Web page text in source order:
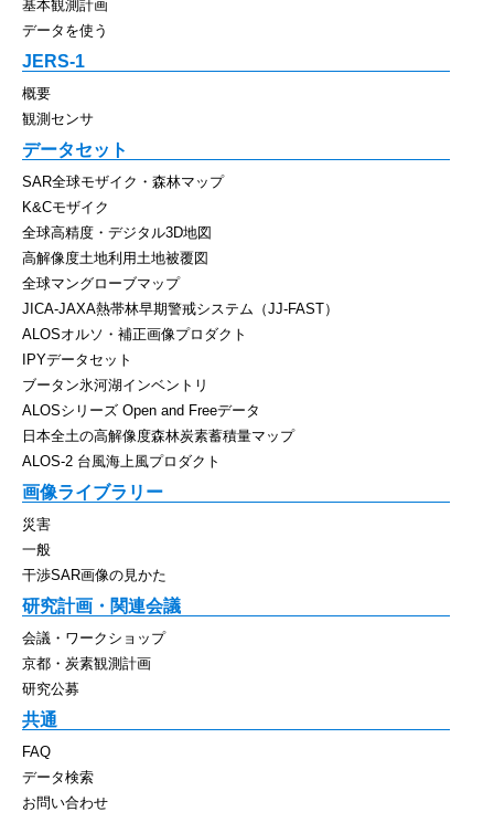
基本観測計画
データを使う
JERS-1
概要
観測センサ
データセット
SAR全球モザイク・森林マップ
K&Cモザイク
全球高精度・デジタル3D地図
高解像度土地利用土地被覆図
全球マングローブマップ
JICA-JAXA熱帯林早期警戒システム（JJ-FAST）
ALOSオルソ・補正画像プロダクト
IPYデータセット
ブータン氷河湖インベントリ
ALOSシリーズ Open and Freeデータ
日本全土の高解像度森林炭素蓄積量マップ
ALOS-2 台風海上風プロダクト
画像ライブラリー
災害
一般
干渉SAR画像の見かた
研究計画・関連会議
会議・ワークショップ
京都・炭素観測計画
研究公募
共通
FAQ
データ検索
お問い合わせ